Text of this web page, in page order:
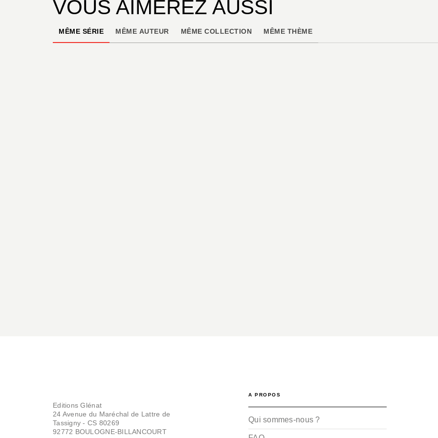
VOUS AIMEREZ AUSSI
MÊME SÉRIE MÊME AUTEUR MÊME COLLECTION MÊME THÈME
Editions Glénat
24 Avenue du Maréchal de Lattre de
Tassigny - CS 80269
92772 BOULOGNE-BILLANCOURT
A PROPOS
Qui sommes-nous ?